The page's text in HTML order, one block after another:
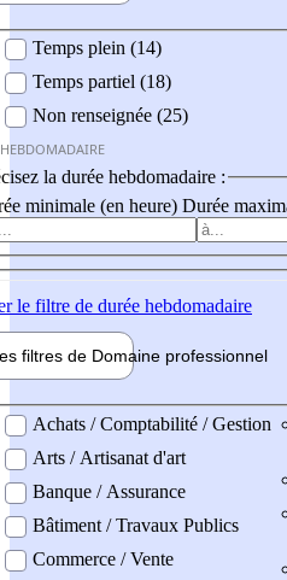
Temps plein (14)
Temps partiel (18)
Non renseignée (25)
la durée hebdomadaire :
minimale (en heure) Durée
le filtre de durée hebdomadaire
filtres de Domaine professionnel
professionel
Achats / Comptabilité / Gestion
Arts / Artisanat d'art
Banque / Assurance
Bâtiment / Travaux Publics
Commerce / Vente